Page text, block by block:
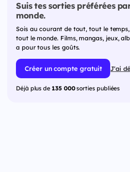
Suis tes sorties préférées
monde.
Sois au courant de tout, tout le
tout le monde. Films, mangas, jeux,
a pour tous les goûts.
Créer un compte gratuit J'ai
Déjà plus de 135 000sorties publiées